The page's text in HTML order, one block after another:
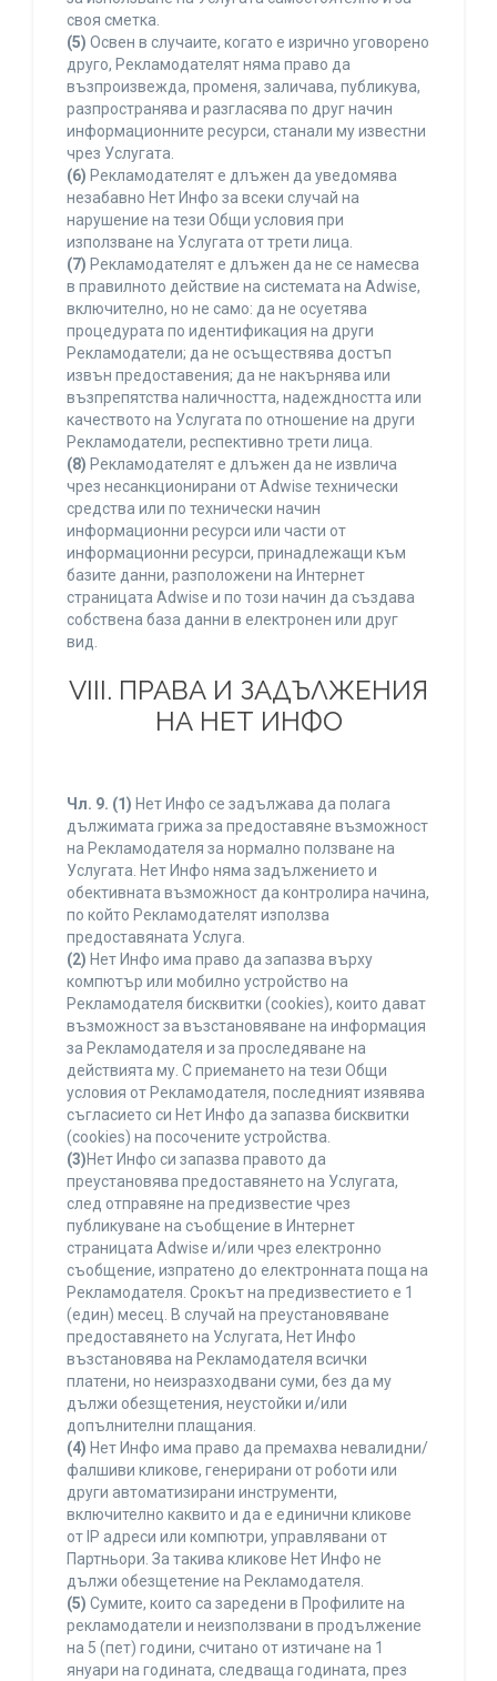
своя сметка.
(5) Освен в случаите, когато е изрично уговорено
друго, Рекламодателят няма право да
възпроизвежда, променя, заличава, публикува,
разпространява и разгласява по друг начин
информационните ресурси, станали му известни
чрез Услугата.
(6) Рекламодателят е длъжен да уведомява
незабавно Нет Инфо за всеки случай на
нарушение на тези Общи условия при
използване на Услугата от трети лица.
(7) Рекламодателят е длъжен да не се намесва
в правилното действие на системата на Adwise,
включително, но не само: да не осуетява
процедурата по идентификация на други
Рекламодатели; да не осъществява достъп
извън предоставения; да не накърнява или
възпрепятства наличността, надеждността или
качеството на Услугата по отношение на други
Рекламодатели, респективно трети лица.
(8) Рекламодателят е длъжен да не извлича
чрез несанкционирани от Adwise технически
средства или по технически начин
информационни ресурси или части от
информационни ресурси, принадлежащи към
базите данни, разположени на Интернет
страницата Adwise и по този начин да създава
собствена база данни в електронен или друг
вид.
VIII. ПРАВА И ЗАДЪЛЖЕНИЯ
НА НЕТ ИНФО
Чл. 9. (1) Нет Инфо се задължава да полага
дължимата грижа за предоставяне възможност
на Рекламодателя за нормално ползване на
Услугата. Нет Инфо няма задължението и
обективната възможност да контролира начина,
по който Рекламодателят използва
предоставяната Услуга.
(2) Нет Инфо има право да запазва върху
компютър или мобилно устройство на
Рекламодателя бисквитки (cookies), които дават
възможност за възстановяване на информация
за Рекламодателя и за проследяване на
действията му. С приемането на тези Общи
условия от Рекламодателя, последният изявява
съгласието си Нет Инфо да запазва бисквитки
(cookies) на посочените устройства.
(3)Нет Инфо си запазва правото да
преустановява предоставянето на Услугата,
след отправяне на предизвестие чрез
публикуване на съобщение в Интернет
страницата Adwise и/или чрез електронно
съобщение, изпратено до електронната поща на
Рекламодателя. Срокът на предизвестието е 1
(един) месец. В случай на преустановяване
предоставянето на Услугата, Нет Инфо
възстановява на Рекламодателя всички
платени, но неизразходвани суми, без да му
дължи обезщетения, неустойки и/или
допълнителни плащания.
(4) Нет Инфо има право да премахва невалидни/
фалшиви кликове, генерирани от роботи или
други автоматизирани инструменти,
включително каквито и да е единични кликове
от IP адреси или компютри, управлявани от
Партньори. За такива кликове Нет Инфо не
дължи обезщетение на Рекламодателя.
(5) Сумите, които са заредени в Профилите на
рекламодатели и неизползвани в продължение
на 5 (пет) години, считано от изтичане на 1
януари на годината, следваща годината, през